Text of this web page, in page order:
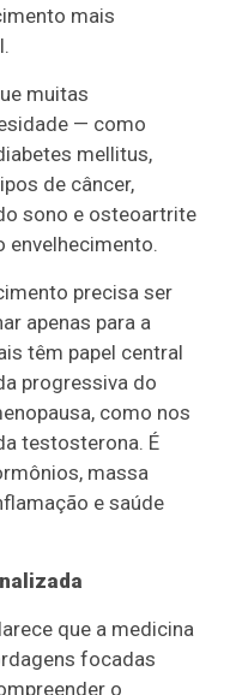
mais
muitas
— como
mellitus,
de câncer,
sono e osteoartrite
envelhecimento.
precisa ser
apenas para a
têm papel central
progressiva do
como nos
testosterona. É
massa
e saúde
que a medicina
focadas
o